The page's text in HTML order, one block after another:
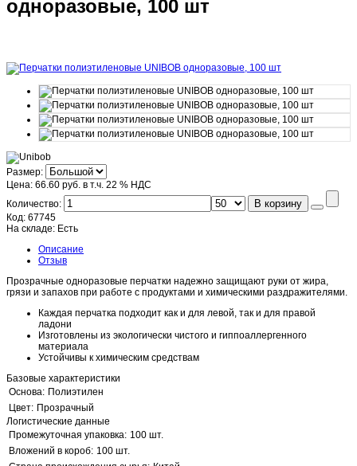
одноразовые, 100 шт
Размер:
Цена: 66.60 руб. в т.ч. 22 % НДС
Количество:
В корзину
Код: 67745
На складе: Есть
Описание
Отзыв
Прозрачные одноразовые перчатки надежно защищают руки от жира,
грязи и запахов при работе с продуктами и химическими раздражителями.
Каждая перчатка подходит как и для левой, так и для правой
ладони
Изготовлены из экологически чистого и гиппоаллергенного
материала
Устойчивы к химическим средствам
Базовые характеристики
Основа: Полиэтилен
Цвет: Прозрачный
Логистические данные
Промежуточная упаковка: 100 шт.
Вложений в короб: 100 шт.